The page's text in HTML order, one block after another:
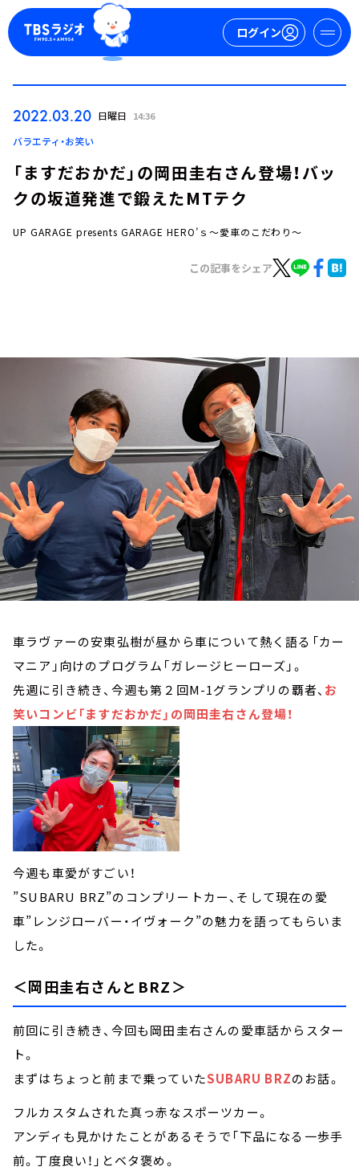
ログイン
ログイン
お知らせ
イベント・グッズ
YouTube
会社情報
2022.03.20 日曜日 14:36
バラエティ・お笑い
「ますだおかだ」の岡田圭右さん登場！バッ
クの坂道発進で鍛えたMTテク
UP GARAGE presents GARAGE HERO’ｓ～愛車のこだわり～
この記事をシェア
車ラヴァーの安東弘樹が昼から車について熱く語る「カー
マニア」向けのプログラム「ガレージヒーローズ」。
先週に引き続き、今週も第２回M-1グランプリの覇者、 お
笑いコンビ「ますだおかだ」の岡田圭右さん登場！
今週も車愛がすごい！
”SUBARU BRZ”のコンプリートカー、そして現在の愛
車”レンジローバー・イヴォーク”の魅力を語ってもらいま
した。
＜岡田圭右さんとBRZ＞
前回に引き続き、今回も岡田圭右さんの愛車話からスター
ト。
まずはちょっと前まで乗っていたSUBARU BRZのお話。
フルカスタムされた真っ赤なスポーツカー。
アンディも見かけたことがあるそうで「下品になる一歩手
前。丁度良い！」とベタ褒め。